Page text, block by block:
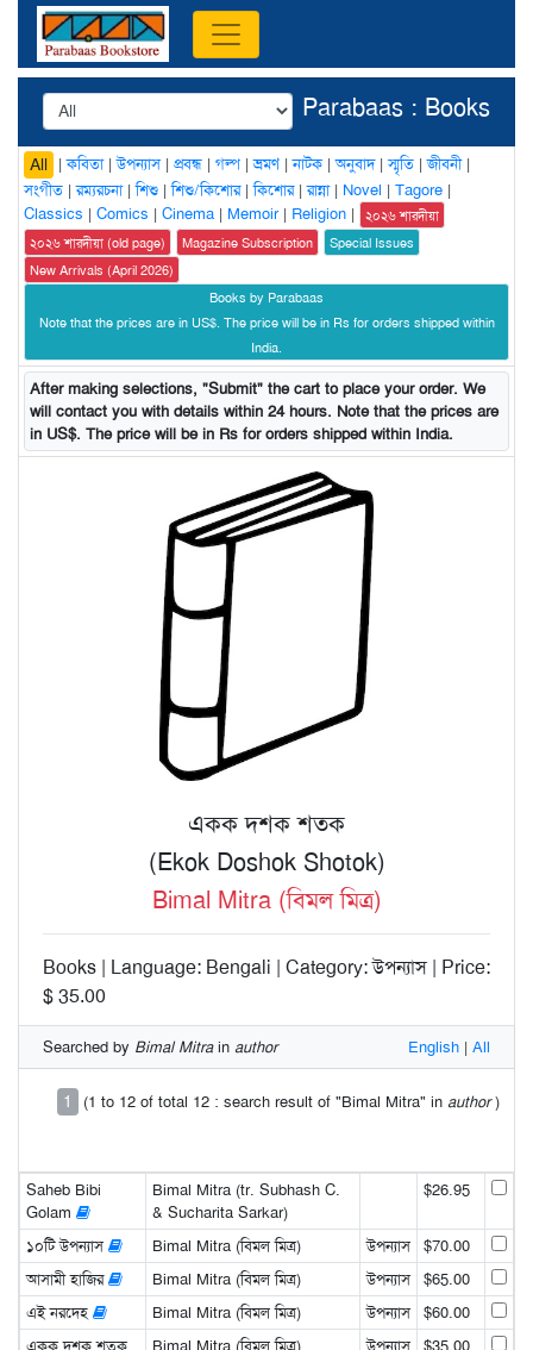
Parabaas : Books
All |কবিতা|উপন্যাস| প্রবন্ধ | গল্প |ভ্রমণ|নাটক |অনুবাদ|স্মৃতি |জীবনী|
সংগীত |রম্যরচনা|শিশু |শিশু/কিশোর|কিশোর|রান্না| Novel | Tagore |
Classics | Comics | Cinema | Memoir| Religion |
২০২৬ শারদীয়া
২০২৬ শারদীয়া (old page)
Magazine Subscription
Special Issues
New Arrivals (April 2026)
Books by Parabaas
Note that the prices are in US$. The price will be in Rs for orders shipped within
India.
After making selections, "Submit" the cart to place your order. We
will contact you with details within 24 hours. Note that the prices are
in US$. The price will be in Rs for orders shipped within India.
একক দশক শতক
(Ekok Doshok Shotok)
Bimal Mitra (বিমল মিত্র)
Books | Language: Bengali | Category: উপন্যাস | Price:
$ 35.00
Searched by Bimal Mitrain author English | All
1 (1 to 12 of total 12 : search result of "Bimal Mitra" in author)
Saheb Bibi
Golam
Bimal Mitra (tr. Subhash C.
& Sucharita Sarkar)
$26.95
১০টি উপন্যাস Bimal Mitra (বিমল মিত্র) উপন্যাস
$70.00
আসামী হাজির
Bimal Mitra (বিমল মিত্র) উপন্যাস
$65.00
এই নরদেহ
Bimal Mitra (বিমল মিত্র) উপন্যাস
$60.00
একক দশক শতক
Bimal Mitra (বিমল মিত্র) উপন্যাস $35.00